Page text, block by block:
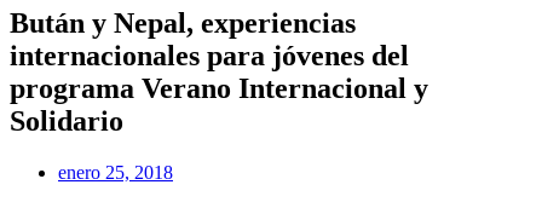
Bután y Nepal, experiencias
internacionales para jóvenes del
programa Verano Internacional y
Solidario
enero 25, 2018